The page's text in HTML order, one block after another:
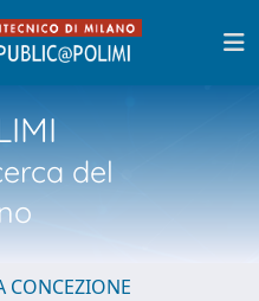
del
CONCEZIONE